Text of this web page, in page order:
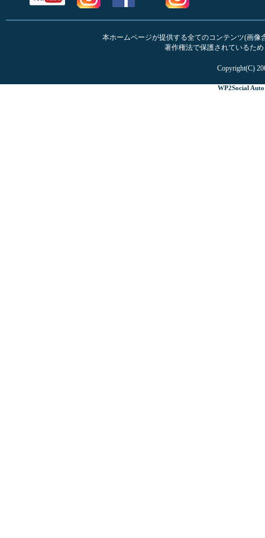
本ホームページが提供する全てのコンテンツ(画
著作権法で保護されているた
Copyright(C)
WP2Social